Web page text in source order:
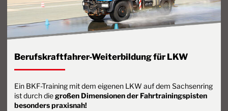
Berufskraftfahrer-Weiterbildung für LKW
Ein BKF-Training mit dem eigenen LKW auf dem Sachsenring
ist durch diegroßen Dimensionen der Fahrtrainingspisten
besonders praxisnah!